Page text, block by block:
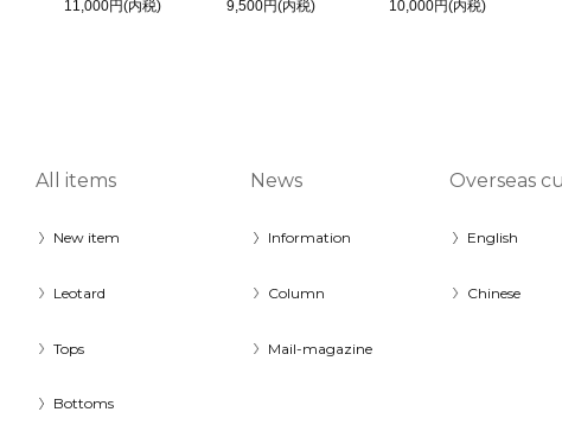
11,000円(内税) 9,500円(内税) 10,000円(内税)
All items
New item
Leotard
Tops
Bottoms
News
Information
Column
Mail-magazine
Overseas
English
Chinese